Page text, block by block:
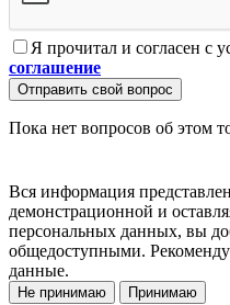
Я прочитал и согласен с
соглашение
Отправить свой вопрос
Пока нет вопросов об этом
Вся информация
демонстрационной и
персональных данных, вы
общедоступными.
данные.
Не принимаю Принимаю